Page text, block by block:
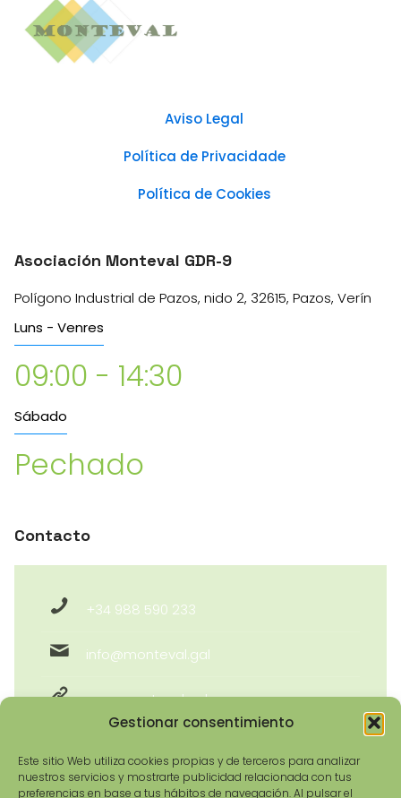
Gestionar consentimiento
Este sitio Web utiliza cookies propias y de terceros para analizar
nuestros servicios y mostrarte publicidad relacionada con tus
preferencias en base a tus hábitos de navegación. Al pulsar el
Aviso Legal
Política de Privacidade
Política de Cookies
Asociación Monteval GDR-9
Polígono Industrial de Pazos, nido 2, 32615, Pazos, Verín
Luns - Venres
09:00 - 14:30
Sábado
Pechado
Contacto
+34 988 590 233
info@monteval.gal
www.monteval.gal